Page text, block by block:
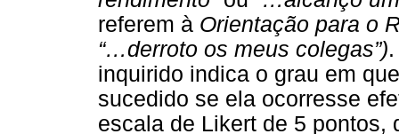
referem à Orientação para o
“…derroto os meus colegas”)
inquirido indica o grau em
sucedido se ela ocorresse
escala de Likert de 5 pontos,